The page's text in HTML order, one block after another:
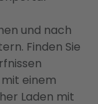
und nach
Finden Sie
einem
Laden mit